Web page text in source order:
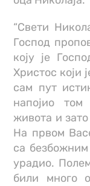
“Свети
Господ
коју је
Христос који
сам пут
напојио
живота и
На првом
са
урадио.
били много